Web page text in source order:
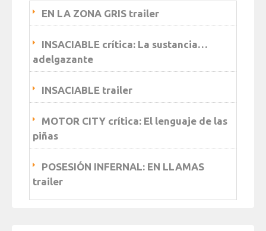
EN LA ZONA GRIS trailer
INSACIABLE crítica: La sustancia…
adelgazante
INSACIABLE trailer
MOTOR CITY crítica: El lenguaje de las
piñas
POSESIÓN INFERNAL: EN LLAMAS
trailer